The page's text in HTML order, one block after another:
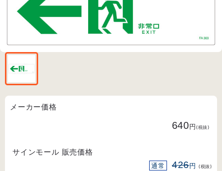
メーカー価格
640円(税抜)
サインモール 販売価格
通常 426円 (税抜)